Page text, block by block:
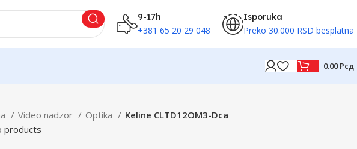
9-17h
+381 65 20 29 048
Isporuka
Preko 30.000 RSD besplatna
0.00Рсд
Video nadzor Optika
Keline CLTD12OM3-Dca
products